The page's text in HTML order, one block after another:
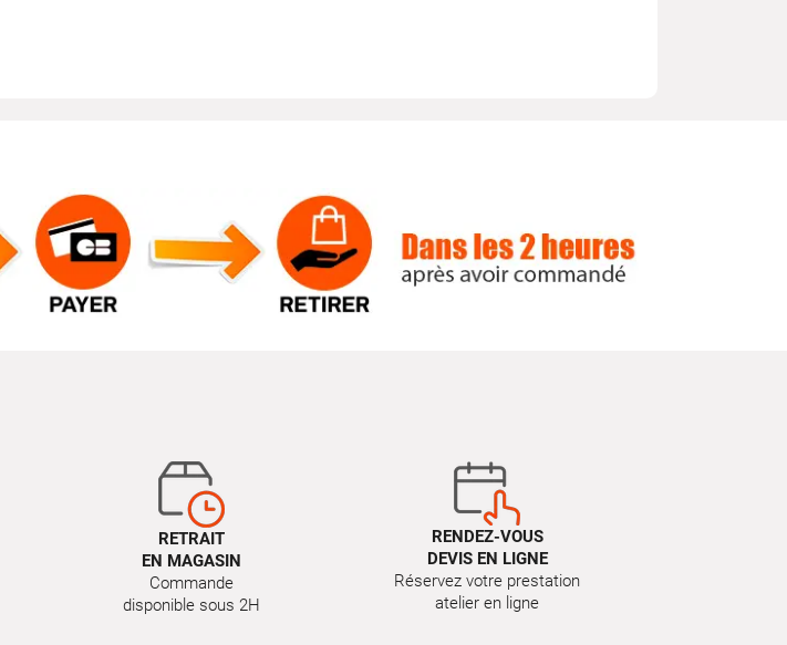
RETRAIT
EN MAGASIN
Commande
disponible sous 2H
RENDEZ-VOUS
DEVIS EN LIGNE
Réservez votre prestation
atelier en ligne